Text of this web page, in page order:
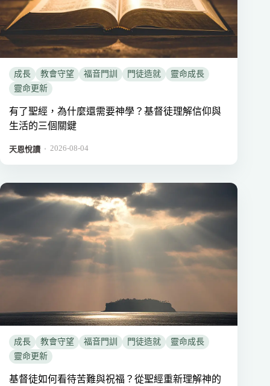
成長 教會守望 福音門訓 門徒造就
靈命成長
靈命更新
有了聖經，為什麼還需要神學？基督徒理解信仰與
生活的三個關鍵
天恩悅讀 ． 2026-08-04
成長 教會守望 福音門訓 門徒造就
靈命成長
靈命更新
基督徒如何看待苦難與祝福？從聖經重新理解神的